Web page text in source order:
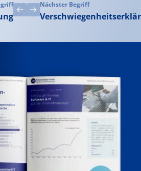
Nächster Begriff